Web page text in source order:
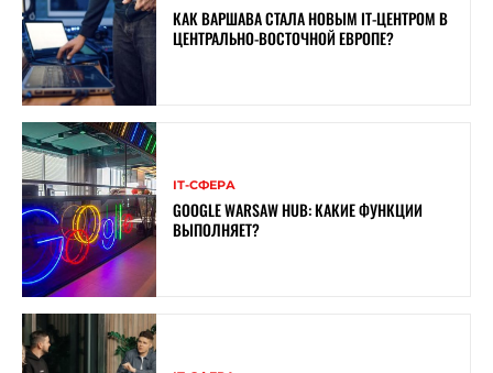
КАК ВАРШАВА СТАЛА НОВЫМ IT-ЦЕНТРОМ В
ЦЕНТРАЛЬНО-ВОСТОЧНОЙ ЕВРОПЕ?
ІТ-СФЕРА
GOOGLE WARSAW HUB: КАКИЕ ФУНКЦИИ
ВЫПОЛНЯЕТ?